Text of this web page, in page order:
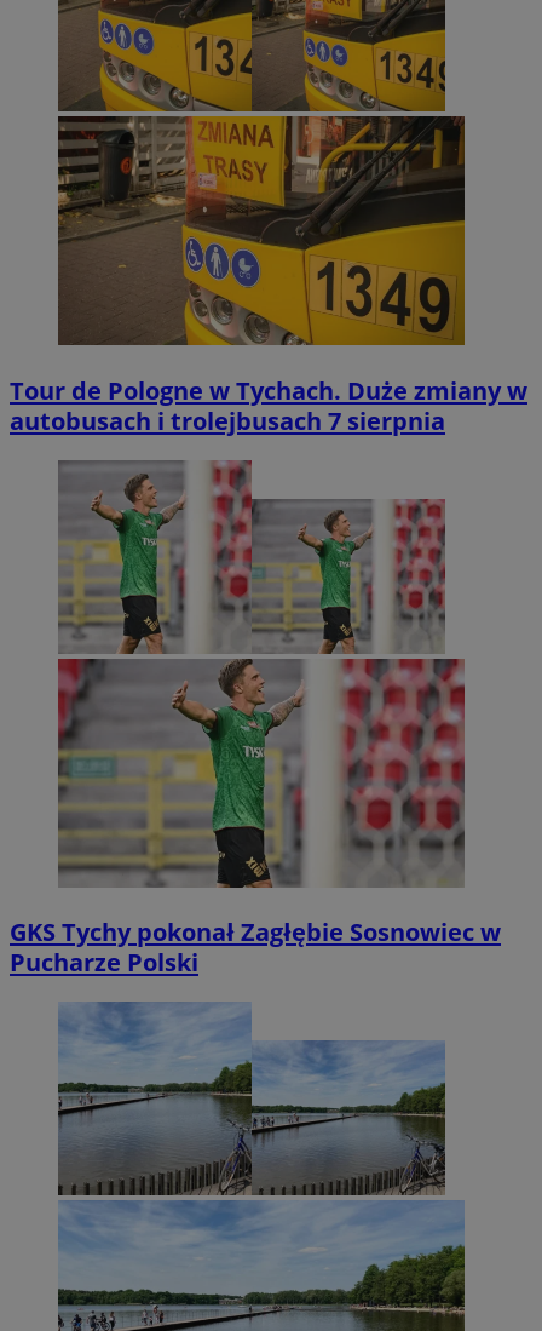
Tour de Pologne w Tychach. Duże zmiany w
autobusach i trolejbusach 7 sierpnia
GKS Tychy pokonał Zagłębie Sosnowiec w
Pucharze Polski